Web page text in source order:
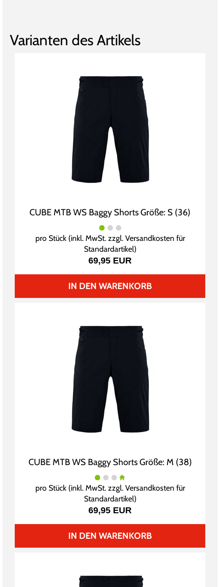
Varianten des Artikels
CUBE MTB WS Baggy Shorts Größe: S (36)
pro Stück (inkl. MwSt. zzgl. Versandkosten für
Standardartikel)
69,95 EUR
IN DEN WARENKORB
CUBE MTB WS Baggy Shorts Größe: M (38)
pro Stück (inkl. MwSt. zzgl. Versandkosten für
Standardartikel)
69,95 EUR
IN DEN WARENKORB